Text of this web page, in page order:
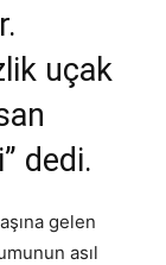
uçak
dedi.
gelen
asıl